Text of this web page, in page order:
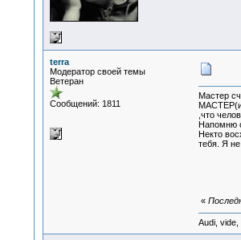
terra
Модератор своей темы
Ветеран
Сообщений: 1811
Мастер
,что
Напомню
Некто
тебя. Я
«
Audi,